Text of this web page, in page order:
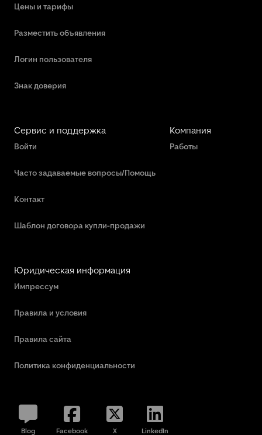
Цены и тарифы
Разместить объявления
Логин пользователя
Знак доверия
Сервис и поддержка
Войти
Часто задаваемые вопросы/Помощь
Контакт
Шаблон договора купли-продажи
Компания
Работы
Юридическая информация
Импрессум
Правила и условия
Правила сайта
Политика конфиденциальности
Blog Facebook X LinkedIn